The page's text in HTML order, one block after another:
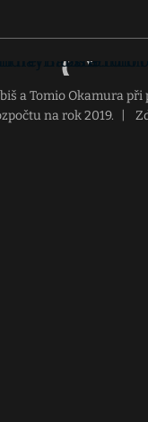
a Tomio Okamura
na rok 2019.